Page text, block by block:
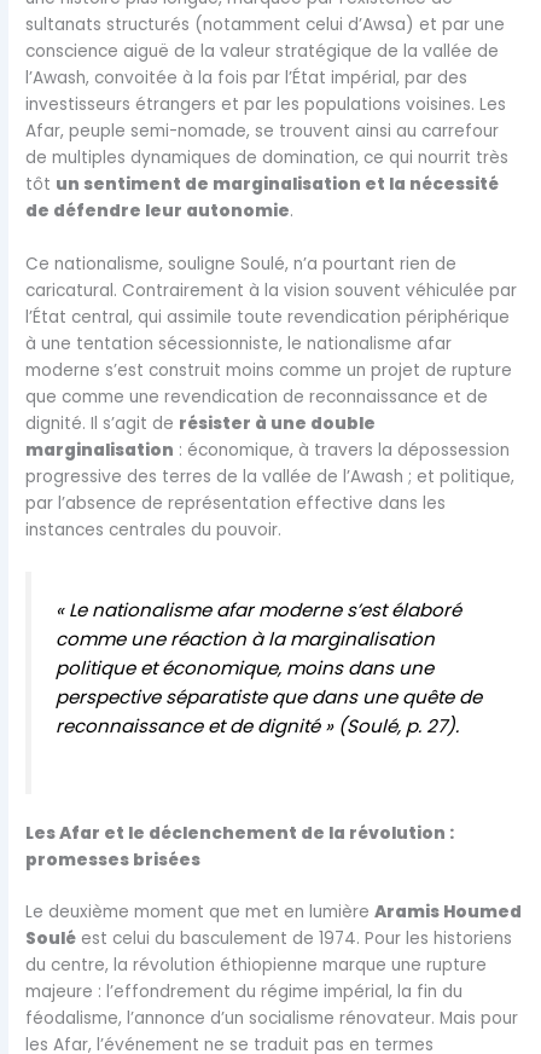
sultanats structurés (notamment celui d’Awsa) et par une
conscience aiguë de la valeur stratégique de la vallée de
l’Awash, convoitée à la fois par l’État impérial, par des
investisseurs étrangers et par les populations voisines. Les
Afar, peuple semi-nomade, se trouvent ainsi au carrefour
de multiples dynamiques de domination, ce qui nourrit très
tôt un sentiment de marginalisation et la nécessité
de défendre leur autonomie.
Ce nationalisme, souligne Soulé, n’a pourtant rien de
caricatural. Contrairement à la vision souvent véhiculée par
l’État central, qui assimile toute revendication périphérique
à une tentation sécessionniste, le nationalisme afar
moderne s’est construit moins comme un projet de rupture
que comme une revendication de reconnaissance et de
dignité. Il s’agit de résister à une double
marginalisation : économique, à travers la dépossession
progressive des terres de la vallée de l’Awash ; et politique,
par l’absence de représentation effective dans les
instances centrales du pouvoir.
« Le nationalisme afar moderne s’est élaboré
comme une réaction à la marginalisation
politique et économique, moins dans une
perspective séparatiste que dans une quête de
reconnaissance et de dignité » (Soulé, p. 27).
Les Afar et le déclenchement de la révolution :
promesses brisées
Le deuxième moment que met en lumièreAramis Houmed
Soulé est celui du basculement de 1974. Pour les historiens
du centre, la révolution éthiopienne marque une rupture
majeure : l’effondrement du régime impérial, la fin du
féodalisme, l’annonce d’un socialisme rénovateur. Mais pour
les Afar, l’événement ne se traduit pas en termes